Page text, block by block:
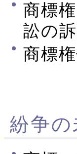
商標
訟の
商標
紛争の